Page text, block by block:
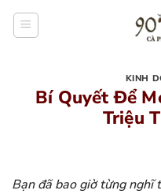
KINH
Bí Quyết Để
Triệu
Bạn đã bao giờ từng nghĩ